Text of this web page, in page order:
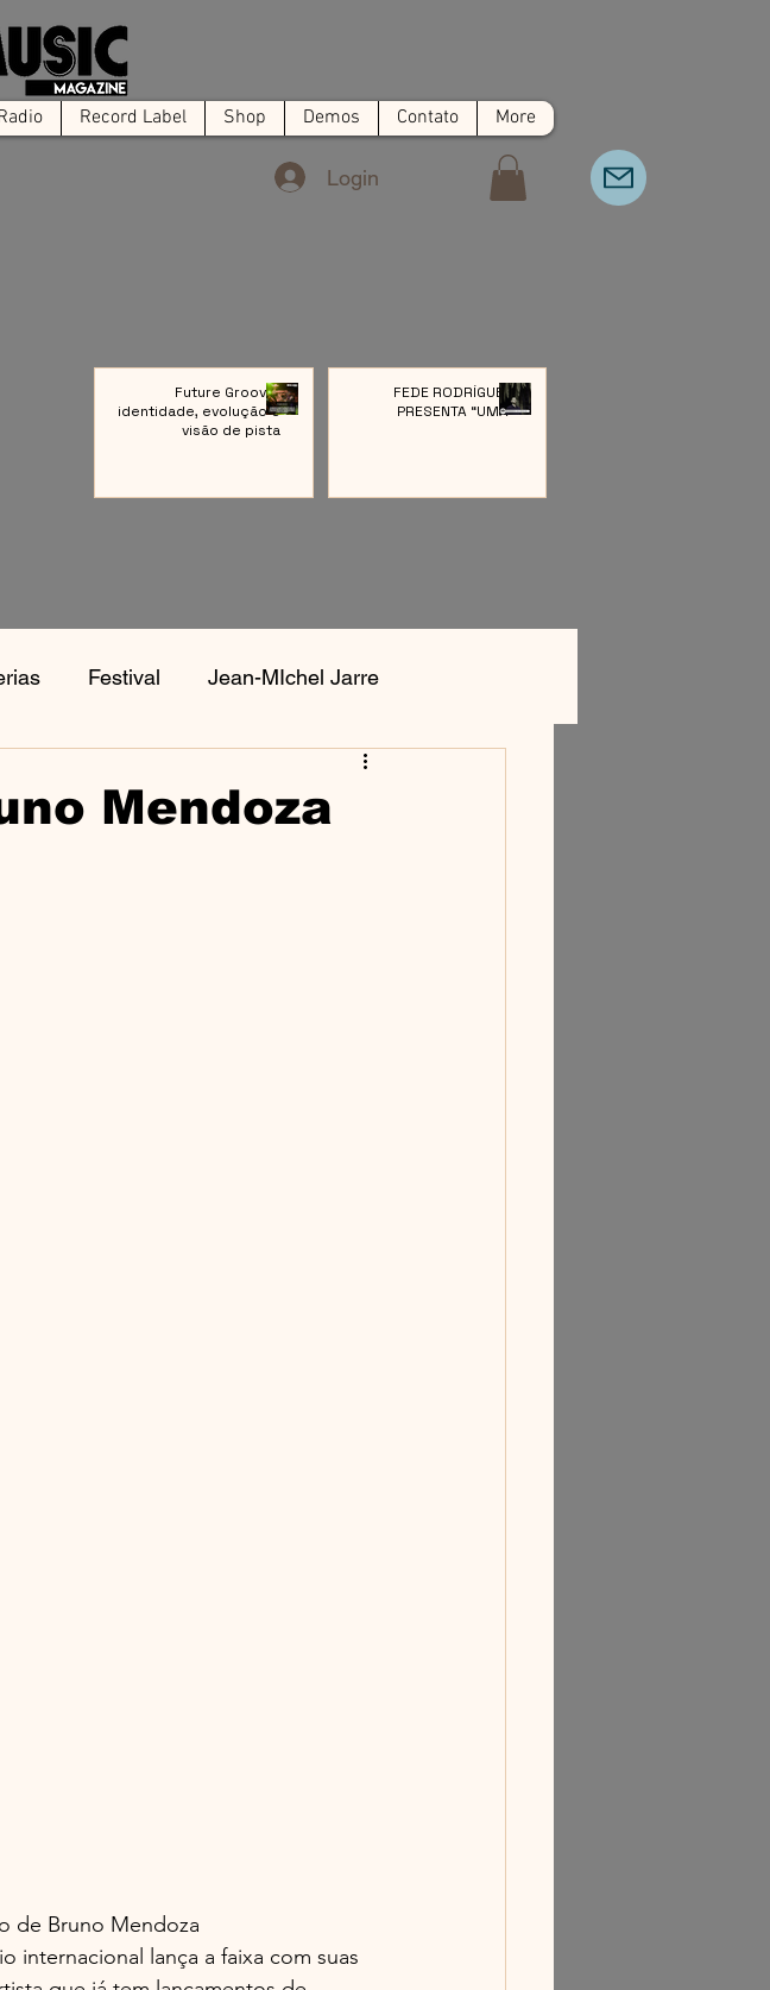
Record Label Shop Demos Contato More
Login
Festival Jean-MIchel Jarre
Aphex Twin
Mendoza
de Bruno Mendoza
internacional lança a faixa com suas
Future Groove:
identidade, evolução e
visão de pista
FEDE RODRÍGUEZ
PRESENTA “UMA”